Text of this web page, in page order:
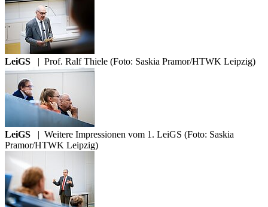
LeiGS | Prof. Ralf Thiele (Foto: Saskia Pramor/HTWK Leipzig)
LeiGS | Weitere Impressionen vom 1. LeiGS (Foto: Saskia
Pramor/HTWK Leipzig)